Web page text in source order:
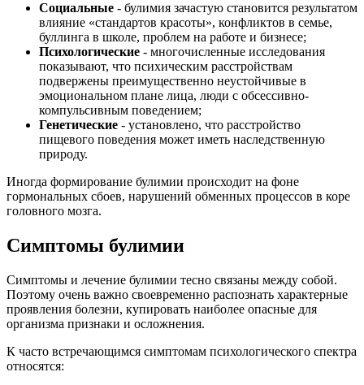
Социальные - булимия зачастую становится результатом
влияние «стандартов красоты», конфликтов в семье,
буллинга в школе, проблем на работе и бизнесе;
Психологические - многочисленные исследования
показывают, что психическим расстройствам
подвержены преимущественно неустойчивые в
эмоциональном плане лица, люди с обсессивно-
компульсивным поведением;
Генетические - установлено, что расстройство
пищевого поведения может иметь наследственную
природу.
Иногда формирование булимии происходит на фоне
гормональных сбоев, нарушений обменных процессов в коре
головного мозга.
Симптомы булимии
Симптомы и лечение булимии тесно связаны между собой.
Поэтому очень важно своевременно распознать характерные
проявления болезни, купировать наиболее опасные для
организма признаки и осложнения.
К часто встречающимся симптомам психологического спектра
относятся: